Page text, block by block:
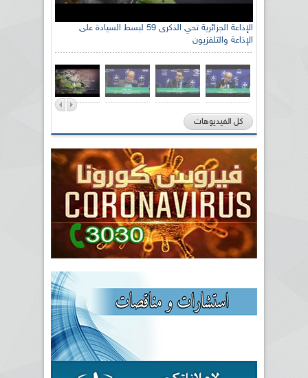
الإذاعة الجزائرية تحي الذكرى 59 لبسط السيادة على
الإذاعة والتلفزيون
كل الفيديوهات